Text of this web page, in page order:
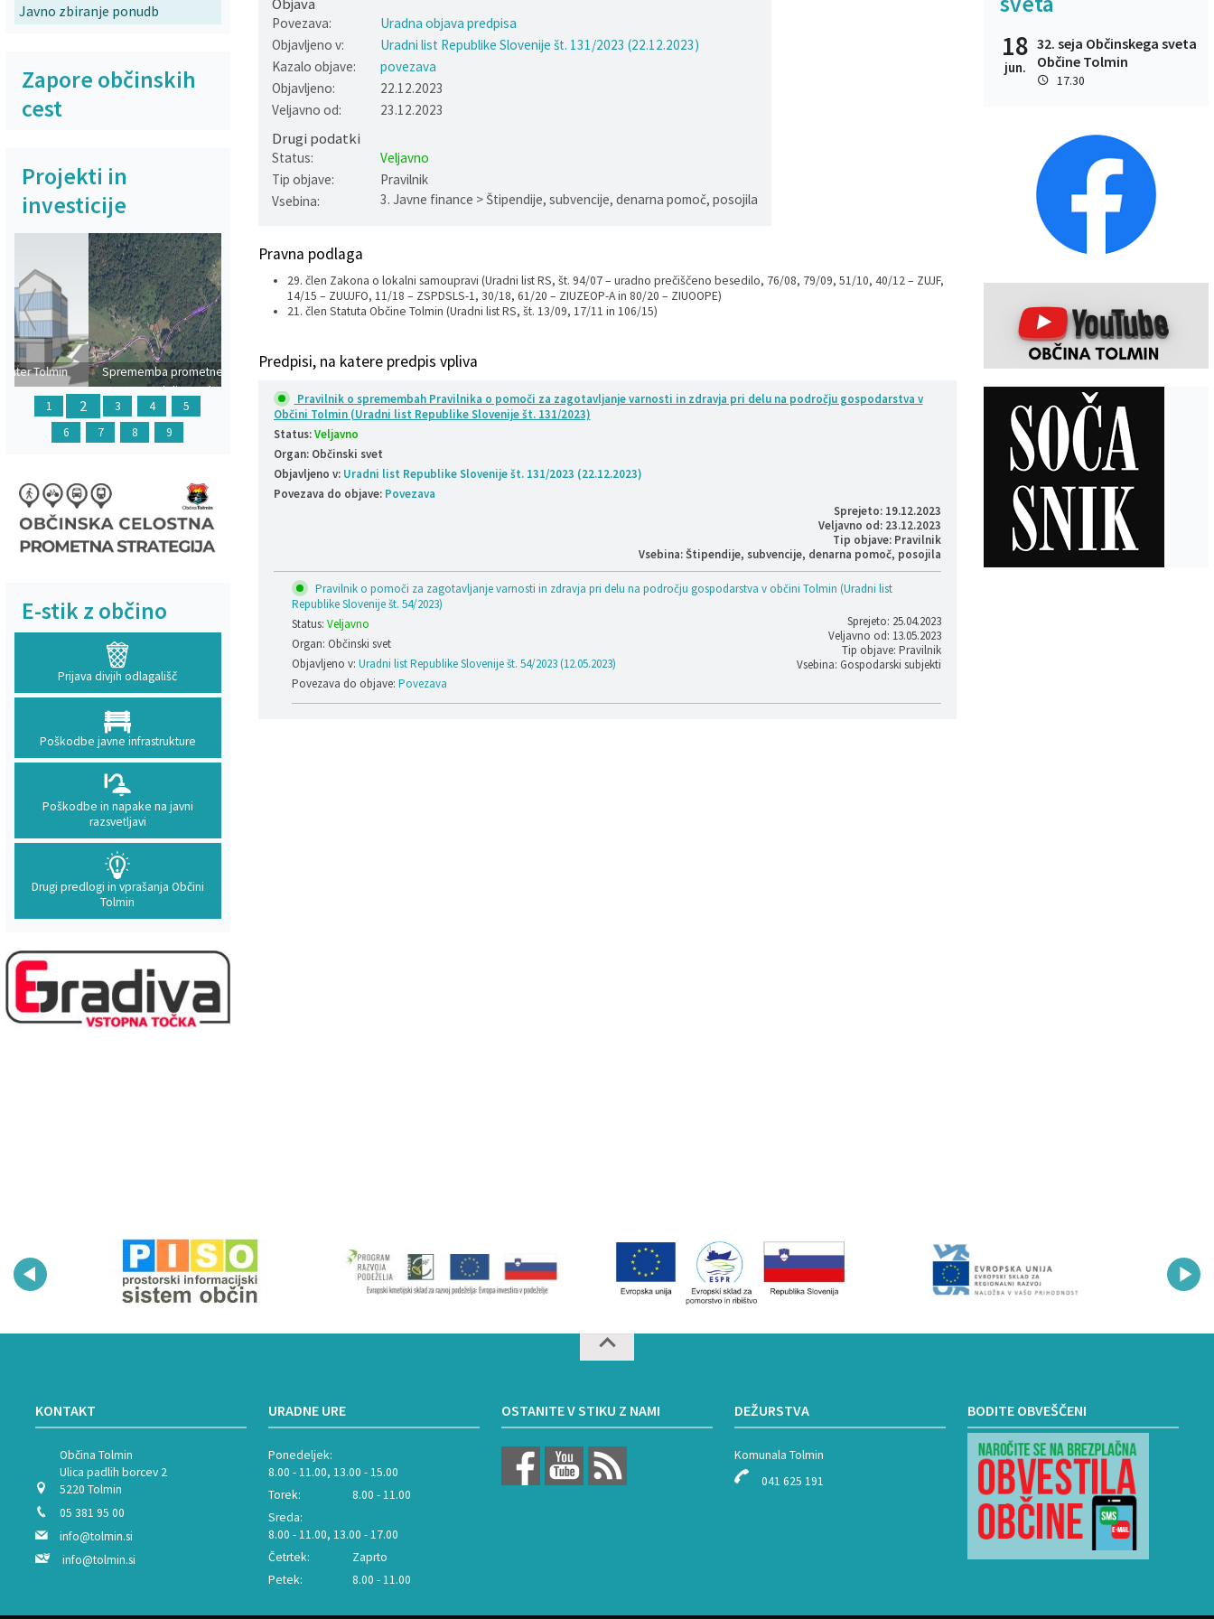
Povezava:
Uradna objava predpisa
Objavljeno v:
Uradni list Republike Slovenije št. 131/2023 (22.12.2023)
Kazalo objave:
povezava
Objavljeno:
22.12.2023
Veljavno od:
23.12.2023
Drugi podatki
Status:
Veljavno
Tip objave:
Pravilnik
Vsebina:
3. Javne finance > Štipendije, subvencije, denarna pomoč, posojila
Pravna podlaga
29. člen Zakona o lokalni samoupravi (Uradni list RS, št. 94/07 – uradno prečiščeno besedilo, 76/08, 79/09, 51/10, 40/12 – ZUJF,
14/15 – ZUUJFO, 11/18 – ZSPDSLS-1, 30/18, 61/20 – ZIUZEOP-A in 80/20 – ZIUOOPE)
21. člen Statuta Občine Tolmin (Uradni list RS, št. 13/09, 17/11 in 106/15)
Predpisi, na katere predpis vpliva
Pravilnik o spremembah Pravilnika o pomoči za zagotavljanje varnosti in zdravja pri delu na področju gospodarstva v
Občini Tolmin (Uradni list Republike Slovenije št. 131/2023)
Status:Veljavno
Organ: Občinski svet
Objavljeno v: Uradni list Republike Slovenije št. 131/2023 (22.12.2023)
Povezava do objave: Povezava
Sprejeto: 19.12.2023
Veljavno od: 23.12.2023
Tip objave: Pravilnik
Vsebina: Štipendije, subvencije, denarna pomoč, posojila
Pravilnik o pomoči za zagotavljanje varnosti in zdravja pri delu na področju gospodarstva v občini Tolmin (Uradni list
Republike Slovenije št. 54/2023)
Status: Veljavno
Organ: Občinski svet
Objavljeno v: Uradni list Republike Slovenije št. 54/2023 (12.05.2023)
Povezava do objave: Povezava
Sprejeto: 25.04.2023
Veljavno od: 13.05.2023
Tip objave: Pravilnik
Vsebina: Gospodarski subjekti
Javno zbiranje ponudb
Zapore občinskih
cest
Projekti in
investicije
Sprememba prometnega režima v
dolino Polog
Prejšnja Naslednja
1 2 3 4
5
6
7 8 9
E-stik z občino
Prijava divjih odlagališč
Poškodbe javne infrastrukture
Poškodbe in napake na javni
razsvetljavi
Drugi predlogi in vprašanja Občini
Tolmin
18
jun.
32. seja Občinskega sveta
Občine Tolmin
17.30
KONTAKT
Občina Tolmin
Ulica padlih borcev 2
5220 Tolmin
05 381 95 00
info@tolmin.si
info@tolmin.si
URADNE URE
Ponedeljek:
8.00 - 11.00, 13.00 - 15.00
Torek:
8.00 - 11.00
Sreda:
8.00 - 11.00, 13.00 - 17.00
Četrtek:
Zaprto
Petek:
8.00 - 11.00
OSTANITE V STIKU Z NAMI DEŽURSTVA
Komunala Tolmin
041 625 191
BODITE OBVEŠČENI
Katalog informacij javnega značaja
Svet za preventivo in vzgojo v cestnem prometu
En Svet EKO sklad
Varuhov kotiček